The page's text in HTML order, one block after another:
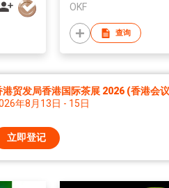
OKF
查询
港贸发局香港国际茶展 2026 (香港会
年8月13日 - 15日
立即登记